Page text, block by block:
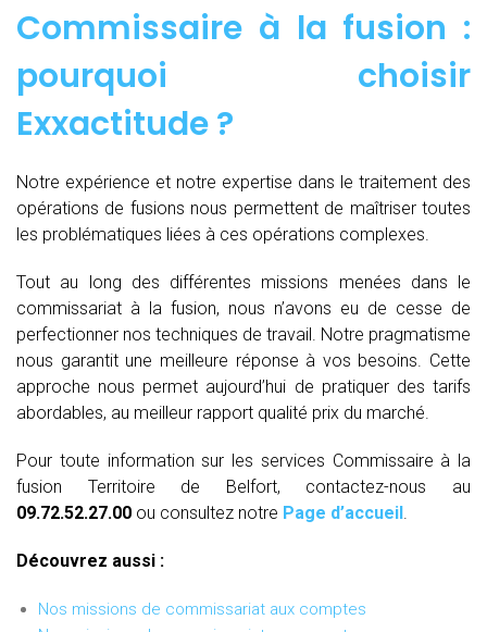
Commissaire à la fusion :
pourquoi choisir
Exxactitude ?
Notre expérience et notre expertise dans le traitement des
opérations de fusions nous permettent de maîtriser toutes
les problématiques liées à ces opérations complexes.
Tout au long des différentes missions menées dans le
commissariat à la fusion, nous n’avons eu de cesse de
perfectionner nos techniques de travail. Notre pragmatisme
nous garantit une meilleure réponse à vos besoins. Cette
approche nous permet aujourd’hui de pratiquer des tarifs
abordables, au meilleur rapport qualité prix du marché.
Pour toute information sur les services Commissaire à la
fusion Territoire de Belfort, contactez-nous au
09.72.52.27.00 ou consultez notre Page d’accueil
Découvrez aussi :
Nos missions de commissariat aux comptes